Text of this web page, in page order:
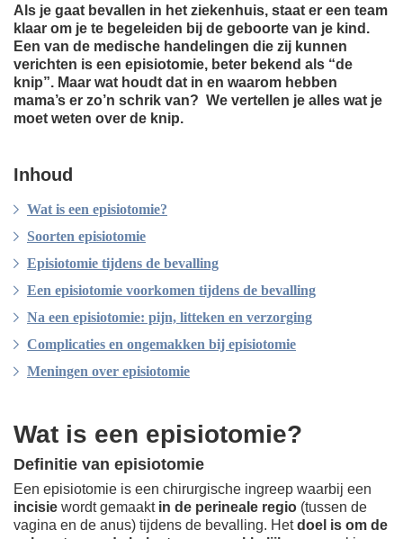
Als je gaat bevallen in het ziekenhuis, staat er een team
klaar om je te begeleiden bij de geboorte van je kind.
Een van de medische handelingen die zij kunnen
verichten is een episiotomie, beter bekend als “de
knip”. Maar wat houdt dat in en waarom hebben
mama’s er zo’n schrik van? We vertellen je alles wat je
moet weten over de knip.
Inhoud
Wat is een episiotomie?
Soorten episiotomie
Episiotomie tijdens de bevalling
Een episiotomie voorkomen tijdens de bevalling
Na een episiotomie: pijn, litteken en verzorging
Complicaties en ongemakken bij episiotomie
Meningen over episiotomie
Wat is een episiotomie?
Definitie van episiotomie
Een episiotomie is een chirurgische ingreep waarbij een
incisie wordt gemaakt in de perineale regio (tussen de
vagina en de anus) tijdens de bevalling. Hetdoel is om de